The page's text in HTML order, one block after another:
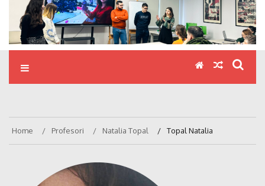
Home Profesori Natalia Topal Topal Natalia